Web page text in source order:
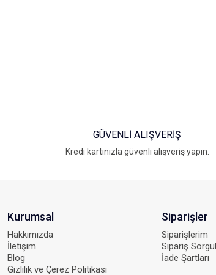
GÜVENLİ ALIŞVERİŞ
Kredi kartınızla güvenli alışveriş yapın.
Kurumsal
Hakkımızda
İletişim
Blog
Gizlilik ve Çerez Politikası
Siparişler
Siparişlerim
Sipariş
İade Şartları